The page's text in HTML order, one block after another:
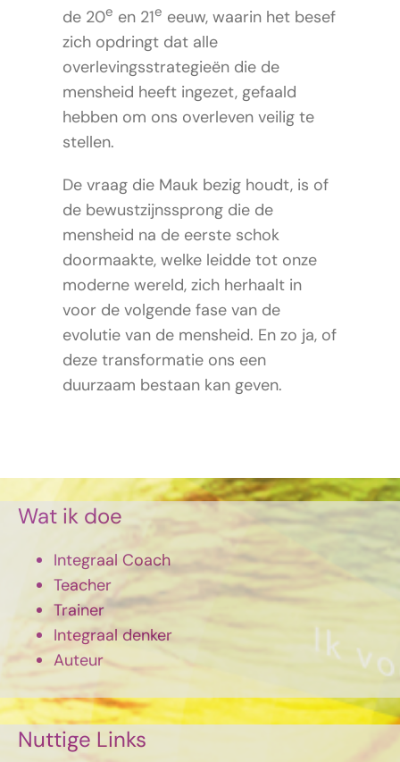
de 20e en 21e eeuw, waarin het besef
zich opdringt dat alle
overlevingsstrategieën die de
mensheid heeft ingezet, gefaald
hebben om ons overleven veilig te
stellen.
De vraag die Mauk bezig houdt, is of
de bewustzijnssprong die de
mensheid na de eerste schok
doormaakte, welke leidde tot onze
moderne wereld, zich herhaalt in
voor de volgende fase van de
evolutie van de mensheid. En zo ja, of
deze transformatie ons een
duurzaam bestaan kan geven.
Wat ik doe
Integraal Coach
Teacher
Trainer
Integraal denker
Auteur
Nuttige Links